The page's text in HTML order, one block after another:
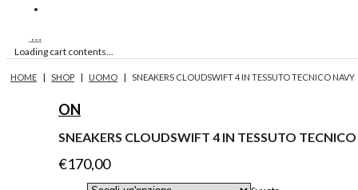
…
Loading cart contents...
HOME | SHOP | UOMO | SNEAKERS CLOUDSWIFT 4 IN TESSUTO TECNICO NAVY
ON
SNEAKERS CLOUDSWIFT 4 IN TESSUTO
€170,00